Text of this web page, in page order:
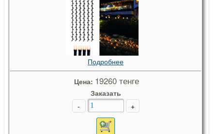
Подробнее
Цена: 19260 тенге
Заказать
-
+